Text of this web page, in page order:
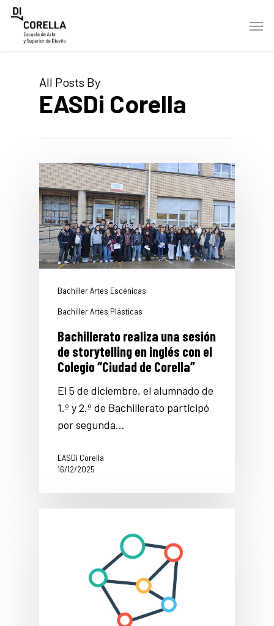
Skip
Menu
All Posts By
EASDi Corella
Bachiller Artes Escénicas
Bachiller Artes Plásticas
Bachillerato realiza una sesión
de storytelling en inglés con el
Colegio “Ciudad de Corella”
El 5 de diciembre, el alumnado de
1.º y 2.º de Bachillerato participó
por segunda…
EASDi Corella
16/12/2025